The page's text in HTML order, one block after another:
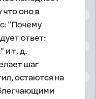
оно в
"Почему
ответ:
и т. д.
шаг
остаются на